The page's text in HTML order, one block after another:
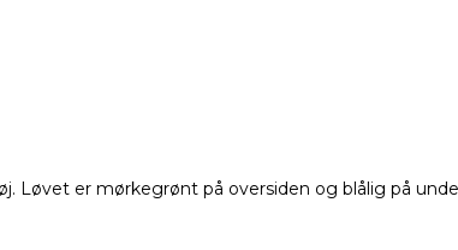
Løvet er mørkegrønt på oversiden og blålig på